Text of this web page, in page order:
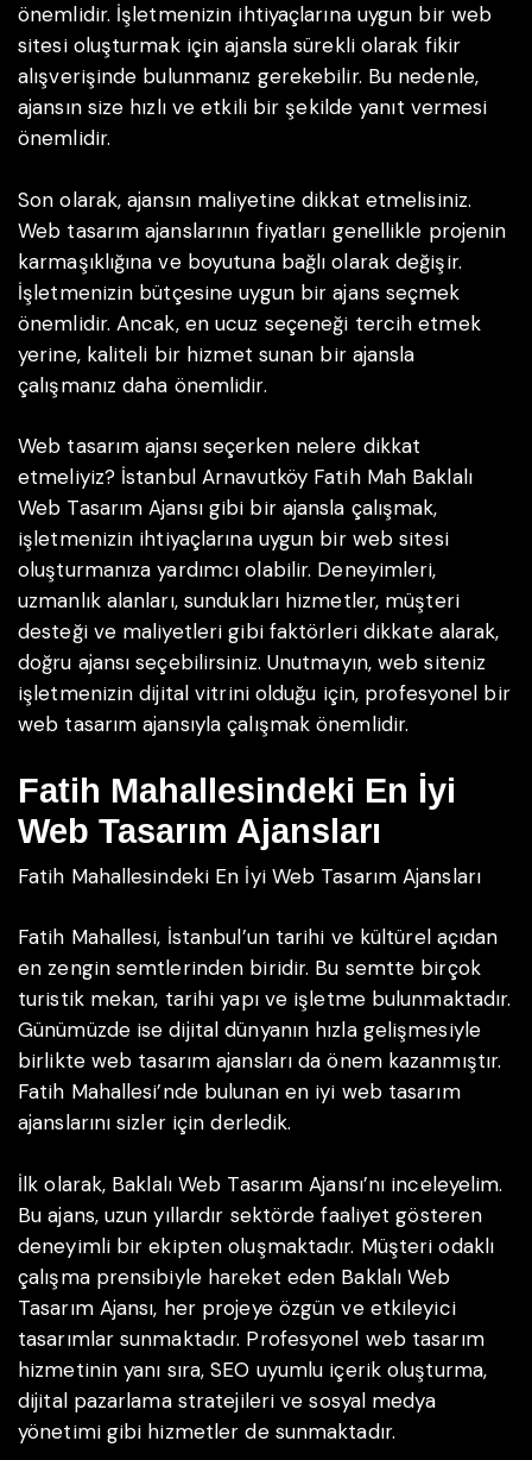
önemlidir. İşletmenizin ihtiyaçlarına uygun bir web
sitesi oluşturmak için ajansla sürekli olarak fikir
alışverişinde bulunmanız gerekebilir. Bu nedenle,
ajansın size hızlı ve etkili bir şekilde yanıt vermesi
önemlidir.
Son olarak, ajansın maliyetine dikkat etmelisiniz.
Web tasarım ajanslarının fiyatları genellikle projenin
karmaşıklığına ve boyutuna bağlı olarak değişir.
İşletmenizin bütçesine uygun bir ajans seçmek
önemlidir. Ancak, en ucuz seçeneği tercih etmek
yerine, kaliteli bir hizmet sunan bir ajansla
çalışmanız daha önemlidir.
Web tasarım ajansı seçerken nelere dikkat
etmeliyiz? İstanbul Arnavutköy Fatih Mah Baklalı
Web Tasarım Ajansı gibi bir ajansla çalışmak,
işletmenizin ihtiyaçlarına uygun bir web sitesi
oluşturmanıza yardımcı olabilir. Deneyimleri,
uzmanlık alanları, sundukları hizmetler, müşteri
desteği ve maliyetleri gibi faktörleri dikkate alarak,
doğru ajansı seçebilirsiniz. Unutmayın, web siteniz
işletmenizin dijital vitrini olduğu için, profesyonel bir
web tasarım ajansıyla çalışmak önemlidir.
Fatih Mahallesindeki En İyi
Web Tasarım Ajansları
Fatih Mahallesindeki En İyi Web Tasarım Ajansları
Fatih Mahallesi, İstanbul’un tarihi ve kültürel açıdan
en zengin semtlerinden biridir. Bu semtte birçok
turistik mekan, tarihi yapı ve işletme bulunmaktadır.
Günümüzde ise dijital dünyanın hızla gelişmesiyle
birlikte web tasarım ajansları da önem kazanmıştır.
Fatih Mahallesi’nde bulunan en iyi web tasarım
ajanslarını sizler için derledik.
İlk olarak, Baklalı Web Tasarım Ajansı’nı inceleyelim.
Bu ajans, uzun yıllardır sektörde faaliyet gösteren
deneyimli bir ekipten oluşmaktadır. Müşteri odaklı
çalışma prensibiyle hareket eden Baklalı Web
Tasarım Ajansı, her projeye özgün ve etkileyici
tasarımlar sunmaktadır. Profesyonel web tasarım
hizmetinin yanı sıra, SEO uyumlu içerik oluşturma,
dijital pazarlama stratejileri ve sosyal medya
yönetimi gibi hizmetler de sunmaktadır.